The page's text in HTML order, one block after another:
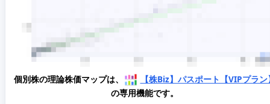
個別株の理論株価マップは、
【株Biz】パスポート【VIPプラン
の専用機能です。